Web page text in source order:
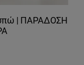
| ΠΑΡΑΔΟΣΗ